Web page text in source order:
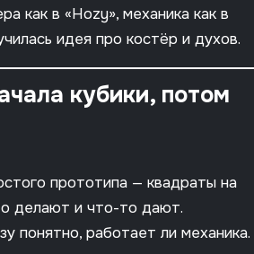
как в «Hozy», механика как в
идея про костёр и духов.
кубики, потом
прототипа — квадраты на
делают и что-то дают.
понятно, работает ли механика.